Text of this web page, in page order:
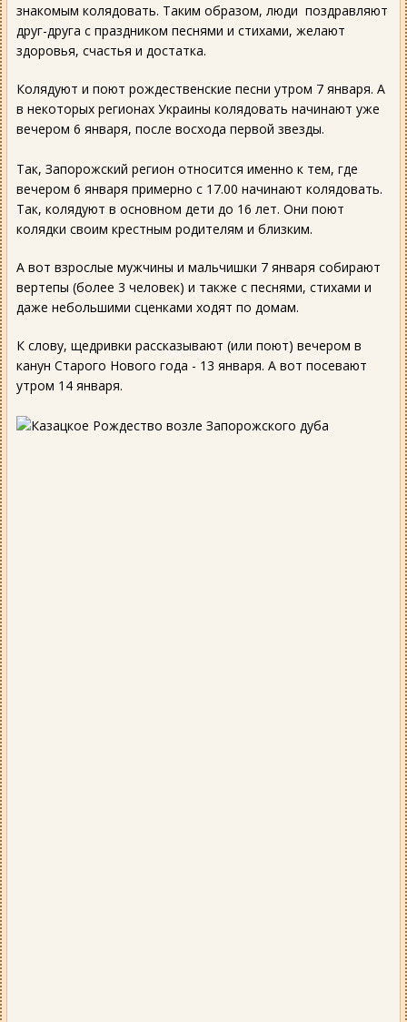
знакомым колядовать. Таким образом, люди поздравляют
друг-друга с праздником песнями и стихами, желают
здоровья, счастья и достатка.
Колядуют и поют рождественские песни утром 7 января. А
в некоторых регионах Украины колядовать начинают уже
вечером 6 января, после восхода первой звезды.
Так, Запорожский регион относится именно к тем, где
вечером 6 января примерно с 17.00 начинают колядовать.
Так, колядуют в основном дети до 16 лет. Они поют
колядки своим крестным родителям и близким.
А вот взрослые мужчины и мальчишки 7 января собирают
вертепы (более 3 человек) и также с песнями, стихами и
даже небольшими сценками ходят по домам.
К слову, щедривки рассказывают (или поют) вечером в
канун Старого Нового года - 13 января. А вот посевают
утром 14 января.